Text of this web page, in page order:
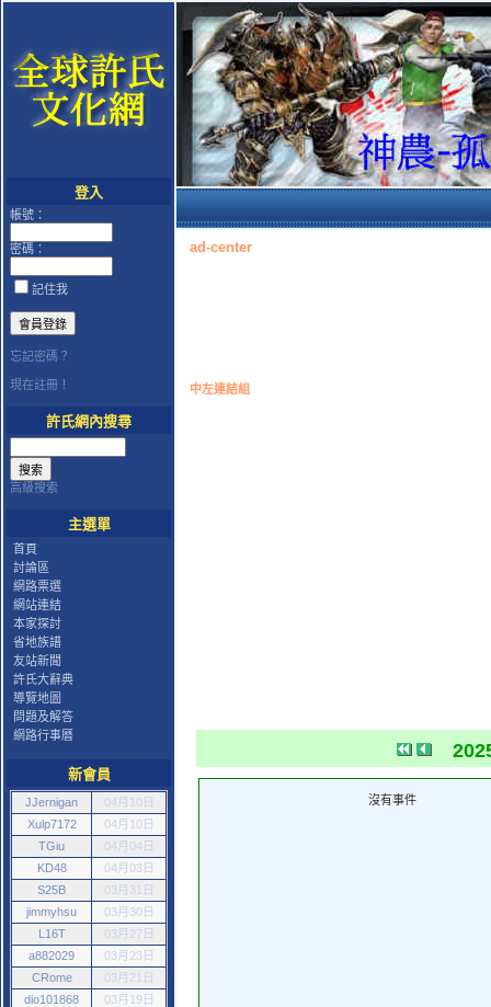
登入
帳號：
密碼：
記住我
忘記密碼？
現在註冊！
許氏網內搜尋
高級搜索
主選單
首頁
討論區
網路票選
網站連結
本家探討
省地族譜
友站新聞
許氏大辭典
導覽地圖
問題及解答
網路行事曆
新會員
JJernigan
04月10日
Xulp7172
04月10日
TGiu
04月04日
KD48
04月03日
S25B
03月31日
jimmyhsu
03月30日
L16T
03月27日
a882029
03月23日
CRome
03月21日
dio101868
03月19日
ad-center
中左連結組
沒有事件